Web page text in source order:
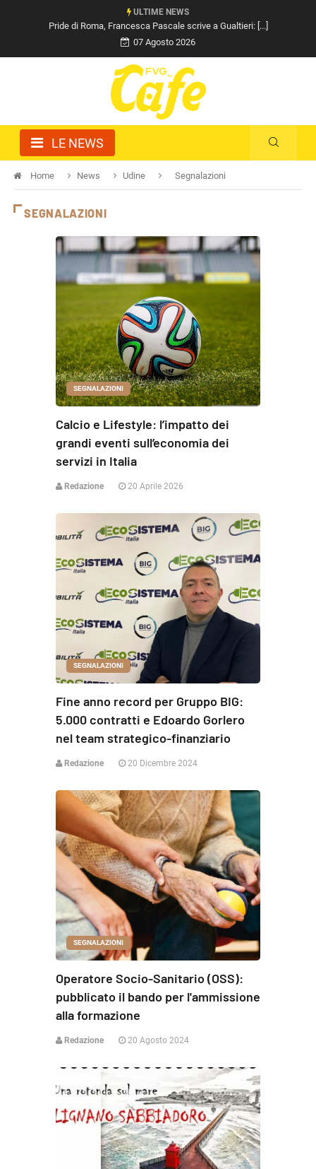
ULTIME NEWS
Pride di Roma, Francesca Pascale scrive a Gualtieri: [...]
07 Agosto 2026
LE NEWS
Home News Udine Segnalazioni
SEGNALAZIONI
SEGNALAZIONI
Calcio e Lifestyle: l’impatto dei
grandi eventi sull’economia dei
servizi in Italia
Redazione 20 Aprile 2026
SEGNALAZIONI
Fine anno record per Gruppo BIG:
5.000 contratti e Edoardo Gorlero
nel team strategico-finanziario
Redazione 20 Dicembre 2024
SEGNALAZIONI
Operatore Socio-Sanitario (OSS):
pubblicato il bando per l'ammissione
alla formazione
Redazione 20 Agosto 2024